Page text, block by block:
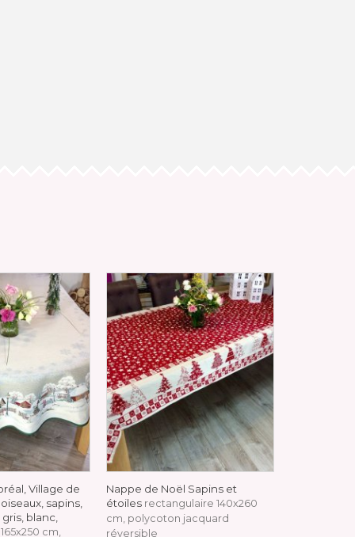
Village de
sapins,
blanc,
cm,
Nappe de Noël Sapins et
étoiles rectangulaire 140x260
cm, polycoton jacquard
réversible